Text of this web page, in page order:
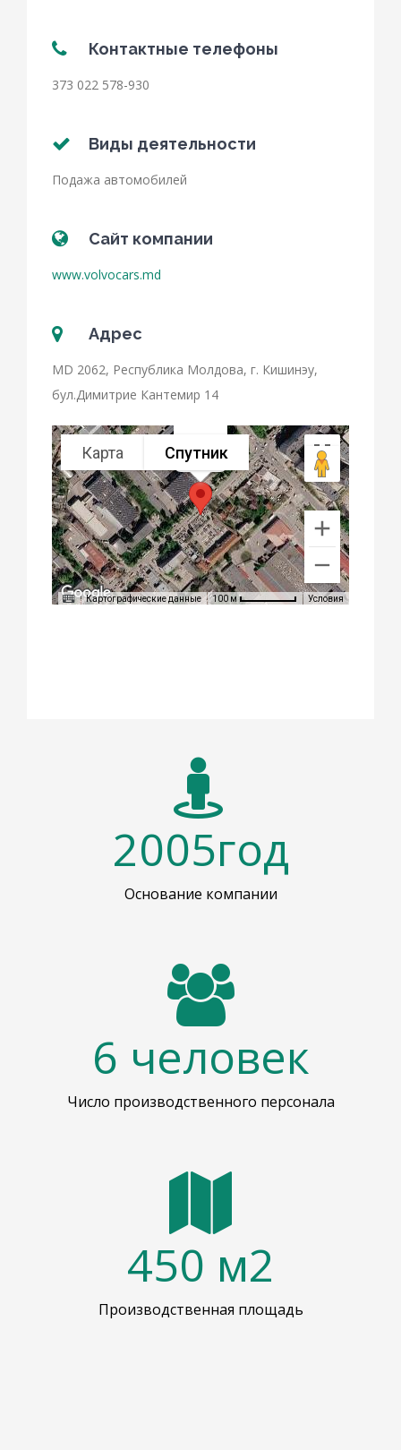
Контактные телефоны
373 022 578-930
Виды деятельности
Подажа автомобилей
Сайт компании
www.volvocars.md
Адрес
MD 2062, Республика Молдова, г. Кишинэу,
бул.Димитрие Кантемир 14
Volvo
Карта Спутник
Картографические данные 100 м Условия
2005год
Основание компании
6 человек
Число производственного персонала
450 м2
Производственная площадь